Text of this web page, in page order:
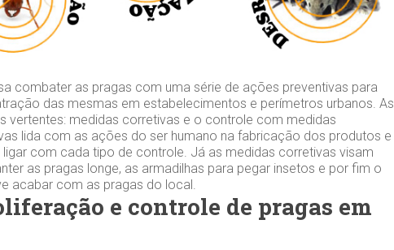
combater as pragas com uma série de ações preventivas para
das mesmas em estabelecimentos e perímetros urbanos. As
vertentes: medidas corretivas e o controle com medidas
lida com as ações do ser humano na fabricação dos produtos e
com cada tipo de controle. Já as medidas corretivas visam
as pragas longe, as armadilhas para pegar insetos e por fim o
acabar com as pragas do local.
e controle de pragas em